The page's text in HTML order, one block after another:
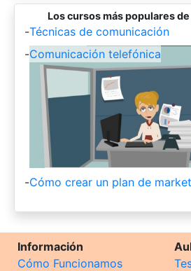
Los cursos más populares
-Técnicas de comunicación
-Comunicación telefónica
-Cómo crear un plan de
Información
Cómo Funcionamos